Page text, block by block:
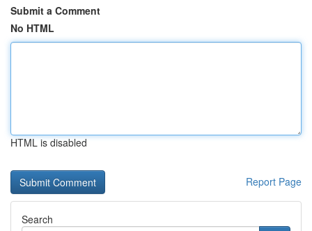
Submit a Comment
No HTML
HTML is disabled
Report Page
Search